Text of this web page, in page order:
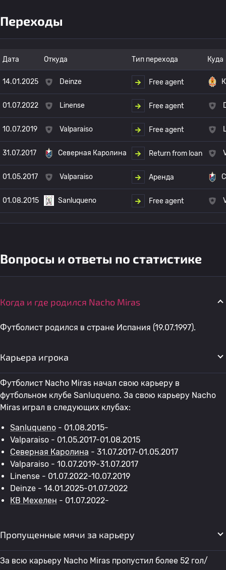
Переходы
Дата Откуда Тип перехода Куда
14.01.2025 Deinze Free agent
01.07.2022 Linense Free agent
10.07.2019 Valparaiso Free agent
31.07.2017 Северная Каролина Return from loan
01.05.2017 Valparaiso Аренда
01.08.2015 Sanluqueno Free agent
Вопросы и ответы по статистике
Когда и где родился Nacho Miras
Футболист родился в стране Испания (19.07.1997).
Карьера игрока
Футболист Nacho Miras начал свою карьеру в
футбольном клубе Sanluqueno. За свою карьеру Nacho
Miras играл в следующих клубах:
Sanluqueno - 01.08.2015-
Valparaiso - 01.05.2017-01.08.2015
Северная Каролина - 31.07.2017-01.05.2017
Valparaiso - 10.07.2019-31.07.2017
Linense - 01.07.2022-10.07.2019
Deinze - 14.01.2025-01.07.2022
КВ Мехелен - 01.07.2022-
Пропущенные мячи за карьеру
За всю карьеру Nacho Miras пропустил более 52 гол/